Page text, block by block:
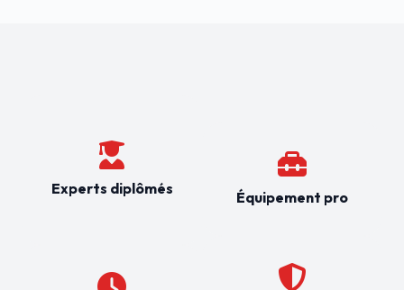
Experts diplômés Équipement pro